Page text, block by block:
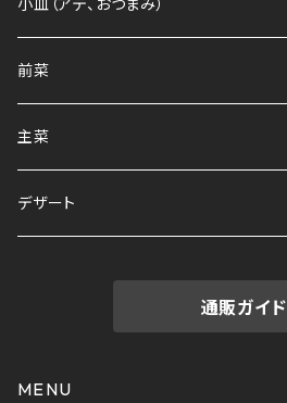
小皿（アテ、おつまみ）
前菜
主菜
デザート
通販ガイド
MENU